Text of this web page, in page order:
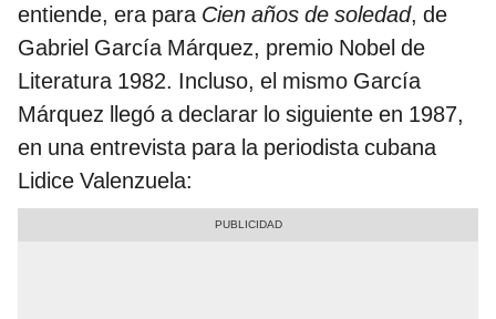
entiende, era para Cien años de soledad, de
Gabriel García Márquez, premio Nobel de
Literatura 1982. Incluso, el mismo García
Márquez llegó a declarar lo siguiente en 1987,
en una entrevista para la periodista cubana
Lidice Valenzuela: